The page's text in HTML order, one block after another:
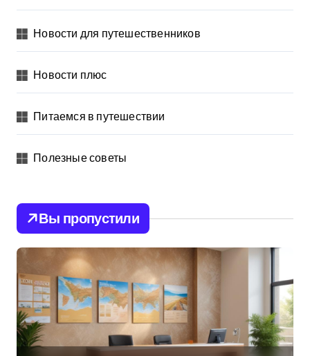
Новости для путешественников
Новости плюс
Питаемся в путешествии
Полезные советы
Вы пропустили